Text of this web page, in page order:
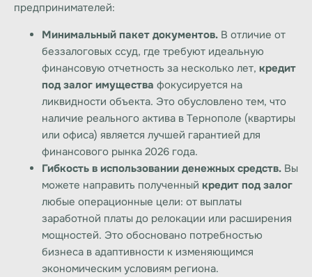
предпринимателей:
Минимальный пакет документов. В отличие от
беззалоговых ссуд, где требуют идеальную
финансовую отчетность за несколько лет, кредит
под залог имущества фокусируется на
ликвидности объекта. Это обусловлено тем, что
наличие реального актива в Тернополе (квартиры
или офиса) является лучшей гарантией для
финансового рынка 2026 года.
Гибкость в использовании денежных средств. Вы
можете направить полученный кредит под залог
любые операционные цели: от выплаты
заработной платы до релокации или расширения
мощностей. Это обосновано потребностью
бизнеса в адаптивности к изменяющимся
экономическим условиям региона.